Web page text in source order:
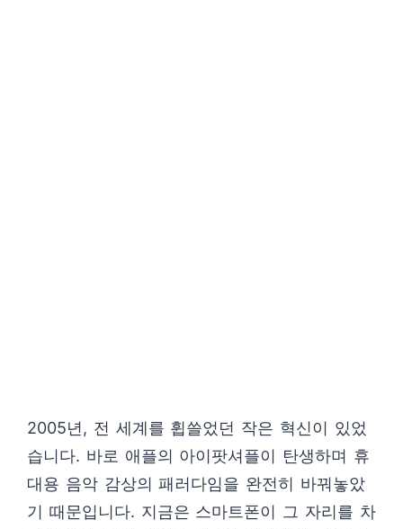
2005년, 전 세계를 휩쓸었던 작은 혁신이 있었
습니다. 바로 애플의 아이팟셔플이 탄생하며 휴
대용 음악 감상의 패러다임을 완전히 바꿔놓았
기 때문입니다. 지금은 스마트폰이 그 자리를 차